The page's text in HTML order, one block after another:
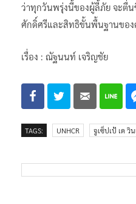
ว่าทุกวันพรุ่งนี้ของผู้ลี้ภัย จะตื่น
ศักดิ์ศรีและสิทธิขั้นพื้นฐานขอ
เรื่อง : ณัฐนนท์ เจริญชัย
TAGS: UNHCR จูเซ็ปเป้ เด วิ